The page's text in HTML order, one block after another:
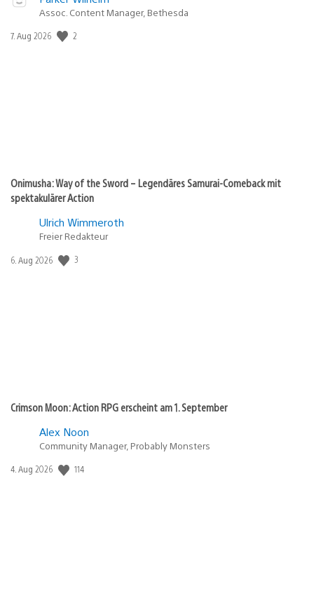
Assoc. Content Manager, Bethesda
Veröffentlichungsdatum:
7. Aug 2026 2
Onimusha: Way of the Sword – Legendäres Samurai-Comeback mit
spektakulärer Action
Ulrich Wimmeroth
Freier Redakteur
Veröffentlichungsdatum:
6. Aug 2026 3
Crimson Moon: Action RPG erscheint am 1. September
Alex Noon
Community Manager, Probably Monsters
Veröffentlichungsdatum:
4. Aug 2026 114